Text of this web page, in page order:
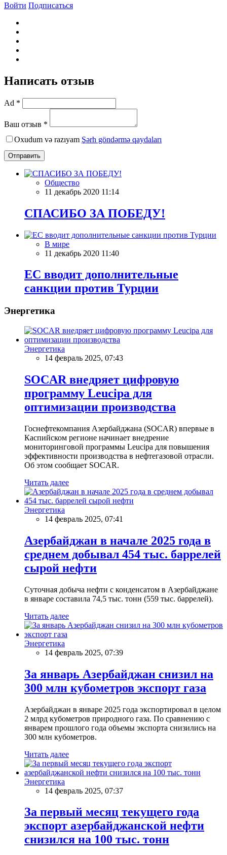
Войти Подписаться
Написать отзыв
Ad *
Ваш отзыв *
Oxudum və razıyam Şərh göndərmə qaydaları
Отправить
Общество
11 декабрь 2020 11:14
СПАСИБО ЗА ПОБЕДУ!
В мире
11 декабрь 2020 11:40
ЕС вводит дополнительные
санкции против Турции
Энергетика
Энергетика
14 февраль 2025, 07:43
SOCAR внедряет цифровую
программу Leucipa для
оптимизации производства
Госнефтекомпания Азербайджана (SOCAR) впервые в
Каспийском регионе начинает внедрение
мониторинговой программы Leucipa для повышения
эффективности производства в нефтегазовой отрасли.
Об этом сообщает SOCAR.
Читать далее
Энергетика
14 февраль 2025, 07:41
Азербайджан в начале 2025 года в
среднем добывал 454 тыс. баррелей
сырой нефти
Суточная добыча нефти с конденсатом в Азербайджане
в январе составила 74,5 тыс. тонн (559 тыс. баррелей).
Читать далее
Энергетика
14 февраль 2025, 07:39
За январь Азербайджан снизил на
300 млн кубометров экспорт газа
Азербайджан в январе 2025 года экспортировал в целом
2 млрд кубометров природного газа. По сравнению с
январем прошлого года объемы экспорта снизились на
300 млн кубометров.
Читать далее
Энергетика
14 февраль 2025, 07:37
За первый месяц текущего года
экспорт азербайджанской нефти
снизился на 100 тыс. тонн